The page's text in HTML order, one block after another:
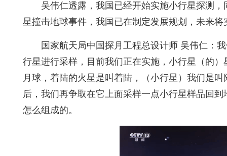
吴伟仁透露，我国已经开始实施小行星探测
星撞击地球事件，我国已在制定发展规划，未来
国家航天局中国探月工程总设计师 吴伟仁：
行星进行采样，目前我们正在实施，小行星（的
月球，着陆的火星是叫着陆，（小行星）我们是
后，我们再争取在它上面采样一点小行星样品回
怎么组成的。